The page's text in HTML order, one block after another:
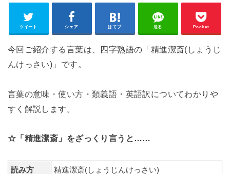
ツイート シェア はてブ 送る Pocket
今回ご紹介する言葉は、四字熟語の「精進潔斎(しょうじ
んけっさい)」です。
言葉の意味・使い方・類義語・英語訳についてわかりや
すく解説します。
☆「精進潔斎」をざっくり言うと……
読み方 精進潔斎(しょうじんけっさい)